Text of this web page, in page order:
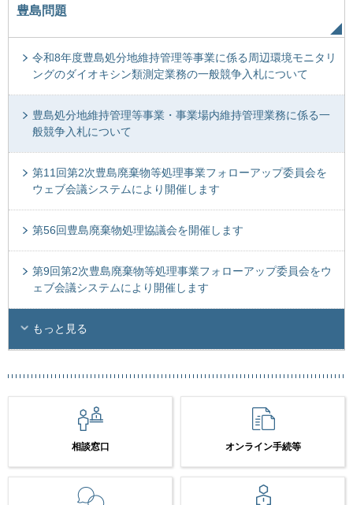
豊島問題
令和8年度豊島処分地維持管理等事業に係る周辺環境モニタリ
ングのダイオキシン類測定業務の一般競争入札について
豊島処分地維持管理等事業・事業場内維持管理業務に係る一
般競争入札について
第11回第2次豊島廃棄物等処理事業フォローアップ委員会を
ウェブ会議システムにより開催します
第56回豊島廃棄物処理協議会を開催します
第9回第2次豊島廃棄物等処理事業フォローアップ委員会をウ
ェブ会議システムにより開催します
もっと見る
相談窓口 オンライン手続等